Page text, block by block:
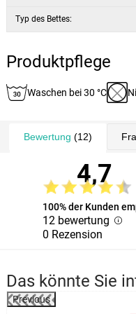
Typ des Bettes:
Produktpflege
Waschen bei 30 °C
Bewertung (12)
4,7
100% der Kunden
12 bewertung
0 Rezension
Das könnte Sie
Previous